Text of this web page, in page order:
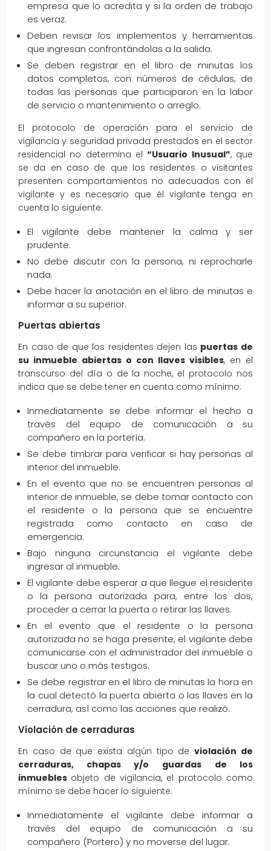
empresa que lo acredita y si la orden de trabajo
es veraz.
Deben revisar los implementos y herramientas
que ingresan confrontándolas a la salida.
Se deben registrar en el libro de minutas los
datos completos, con números de cédulas, de
todas las personas que participaron en la labor
de servicio o mantenimiento o arreglo.
El protocolo de operación para el servicio de
vigilancia y seguridad privada prestados en el sector
residencial no determina el“Usuario Inusual”, que
se da en caso de que los residentes o visitantes
presenten comportamientos no adecuados con el
vigilante y es necesario que él vigilante tenga en
cuenta lo siguiente:
El vigilante debe mantener la calma y ser
prudente.
No debe discutir con la persona, ni reprocharle
nada.
Debe hacer la anotación en el libro de minutas e
informar a su superior.
Puertas abiertas
En caso de que los residentes dejen las puertas de
su inmueble abiertas o con llaves visibles, en el
transcurso del día o de la noche, el protocolo nos
indica que se debe tener en cuenta como mínimo:
Inmediatamente se debe informar el hecho a
través del equipo de comunicación a su
compañero en la portería.
Se debe timbrar para verificar si hay personas al
interior del inmueble.
En el evento que no se encuentren personas al
interior de inmueble, se debe tomar contacto con
el residente o la persona que se encuentre
registrada como contacto en caso de
emergencia.
Bajo ninguna circunstancia el vigilante debe
ingresar al inmueble.
El vigilante debe esperar a que llegue el residente
o la persona autorizada para, entre los dos,
proceder a cerrar la puerta o retirar las llaves.
En el evento que el residente o la persona
autorizada no se haga presente, el vigilante debe
comunicarse con el administrador del inmueble o
buscar uno o más testigos.
Se debe registrar en el libro de minutas la hora en
la cual detectó la puerta abierta o las llaves en la
cerradura, así como las acciones que realizó.
Violación de cerraduras
En caso de que exista algún tipo deviolación de
cerraduras, chapas y/o guardas
de los
inmuebles objeto de vigilancia, el protocolo como
mínimo se debe hacer lo siguiente:
Inmediatamente el vigilante debe informar a
través del equipo de comunicación a su
compañero (Portero) y no moverse del lugar.